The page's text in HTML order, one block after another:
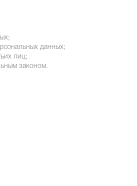
данных;
лиц;
законом.